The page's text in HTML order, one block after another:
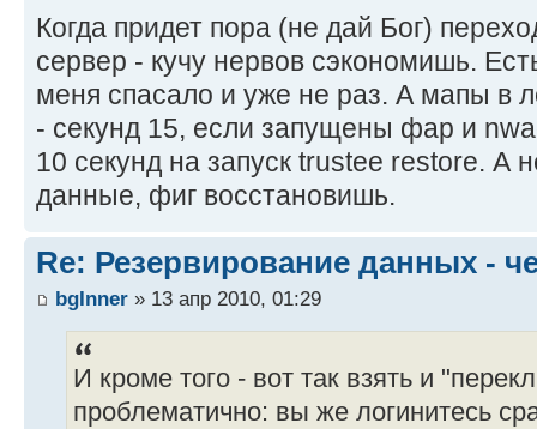
Когда придет пора (не дай Бог)
сервер - кучу нервов сэкономишь.
меня спасало и уже не раз. А мапы в
- секунд 15, если запущены фар и
10 секунд на запуск trustee restore. А
данные, фиг восстановишь.
Re: Резервирование данных -
bgInner » 13 апр 2010, 01:29
И кроме того - вот так взять и
проблематично: вы же логинитесь